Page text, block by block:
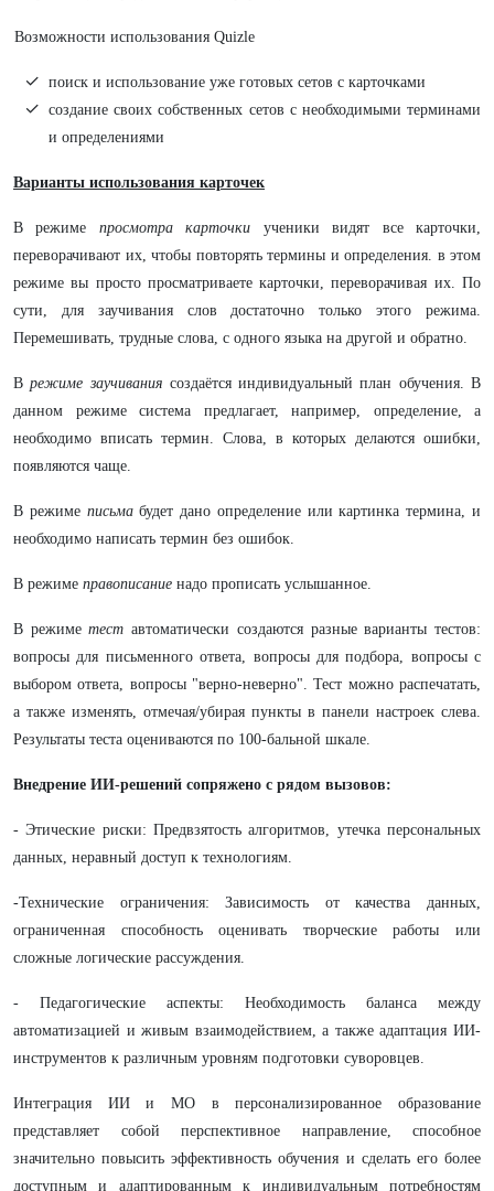
Возможности использования Quizle
поиск и использование уже готовых сетов с карточками
создание своих собственных сетов с необходимыми терминами
и определениями
Варианты использования карточек
В режиме просмотра карточки ученики видят все карточки,
переворачивают их, чтобы повторять термины и определения. в этом
режиме вы просто просматриваете карточки, переворачивая их. По
сути, для заучивания слов достаточно только этого режима.
Перемешивать, трудные слова, с одного языка на другой и обратно.
Врежиме заучивания создаётся индивидуальный план обучения. В
данном режиме система предлагает, например, определение, а
необходимо вписать термин. Слова, в которых делаются ошибки,
появляются чаще.
В режиме письмабудет дано определение или картинка термина, и
необходимо написать термин без ошибок.
В режиме правописание надо прописать услышанное.
В режиметест автоматически создаются разные варианты тестов:
вопросы для письменного ответа, вопросы для подбора, вопросы с
выбором ответа, вопросы "верно-неверно". Тест можно распечатать,
а также изменять, отмечая/убирая пункты в панели настроек слева.
Результаты теста оцениваются по 100-бальной шкале.
Внедрение ИИ-решений сопряжено с рядом вызовов:
- Этические риски: Предвзятость алгоритмов, утечка персональных
данных, неравный доступ к технологиям.
-Технические ограничения: Зависимость от качества данных,
ограниченная способность оценивать творческие работы или
сложные логические рассуждения.
- Педагогические аспекты: Необходимость баланса между
автоматизацией и живым взаимодействием, а также адаптация ИИ-
инструментов к различным уровням подготовки суворовцев.
Интеграция ИИ и МО в персонализированное образование
представляет собой перспективное направление, способное
значительно повысить эффективность обучения и сделать его более
доступным и адаптированным к индивидуальным потребностям